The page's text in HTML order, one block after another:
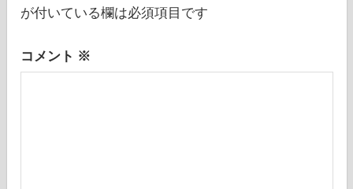
ョ
ン
が付いている欄は必須項目です
コメント ※